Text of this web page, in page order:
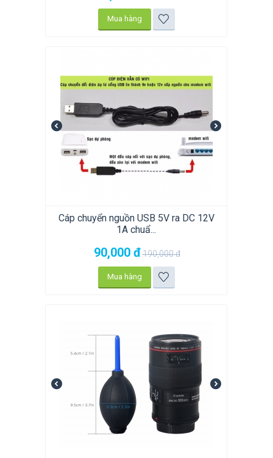
Mua hàng
Cáp chuyển nguồn USB 5V ra DC 12V
1A chuẩ...
90,000 đ190,000đ
Mua hàng